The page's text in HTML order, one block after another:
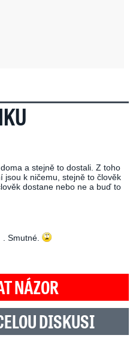
a stejně to dostali. Z toho
jsou k ničemu, stejně to člověk
dostane nebo ne a buď to
. Smutné.
NÁZOR
DISKUSI